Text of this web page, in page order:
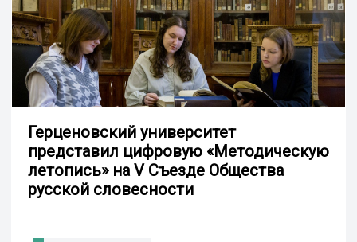
Герценовский университет
представил цифровую «Методическую
летопись» на V Съезде Общества
русской словесности